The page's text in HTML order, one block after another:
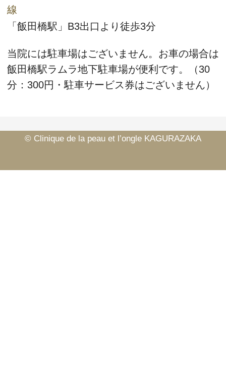
線
「飯田橋駅」B3出口より徒歩3分
当院には駐車場はございません。お車の場合は
飯田橋駅ラムラ地下駐車場が便利です。（30
分：300円・駐車サービス券はございません）
© Clinique de la peau et l’ongle KAGURAZAKA